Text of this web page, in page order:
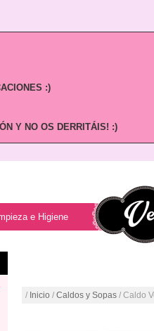
:)
Y NO OS DERRITÁIS! :)
e Higiene
/ Inicio / Caldos y Sopas / Caldo